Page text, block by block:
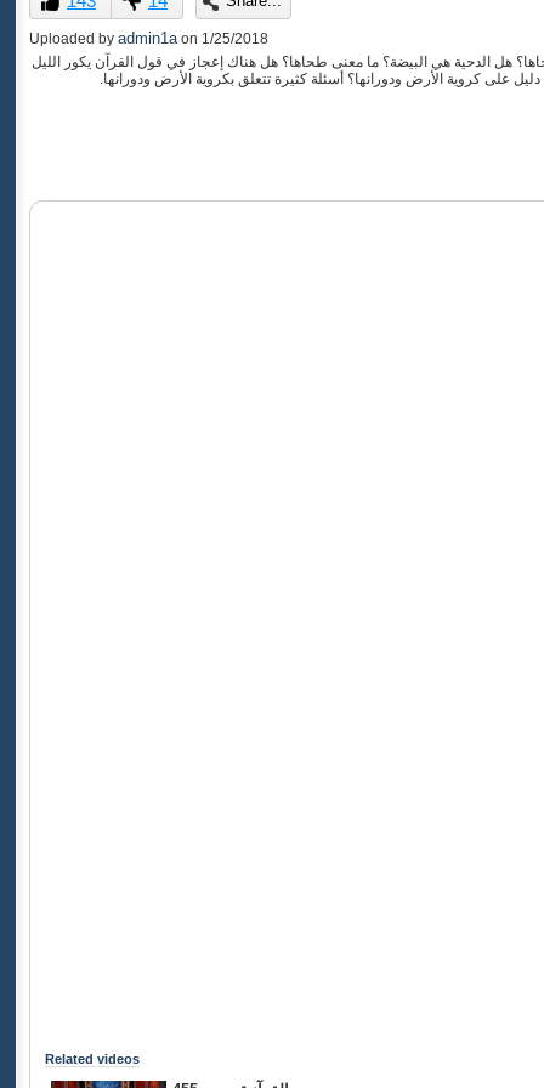
of
0
seconds
Uploaded by admin1a on 1/25/2018
هل الدحية هي البيضة؟ ما معنى طحاها؟ هل هناك إعجاز في قول القرآن يكور الليل
على كروية الأرض ودورانها؟ أسئلة كثيرة تتعلق بكروية الأرض ودورانها.
Related videos